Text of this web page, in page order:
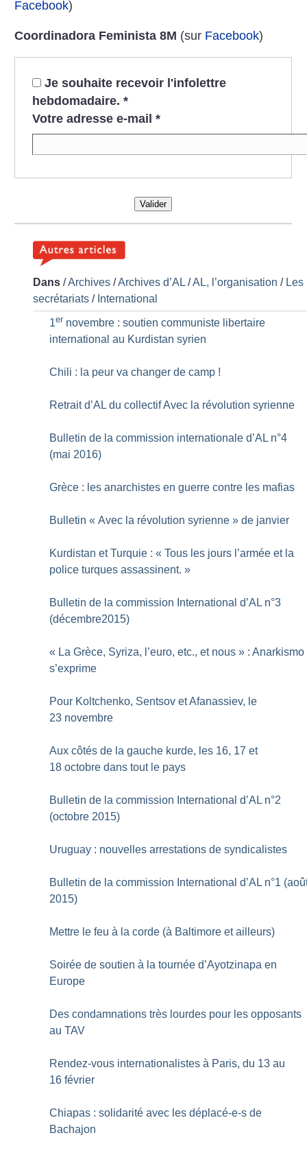
Facebook)
Coordinadora Feminista 8M (sur Facebook)
Je souhaite recevoir l'infolettre
hebdomadaire. *
Votre adresse e-mail *
Valider
Dans /Archives /Archives d’AL /AL, l’organisation / Les
secrétariats / International
1er novembre : soutien communiste libertaire
international au Kurdistan syrien
Chili : la peur va changer de camp !
Retrait d’AL du collectif Avec la révolution syrienne
Bulletin de la commission internationale d’AL n°4
(mai 2016)
Grèce : les anarchistes en guerre contre les mafias
Bulletin « Avec la révolution syrienne » de janvier
Kurdistan et Turquie : « Tous les jours l’armée et la
police turques assassinent. »
Bulletin de la commission International d’AL n°3
(décembre2015)
« La Grèce, Syriza, l’euro, etc., et nous » : Anarkismo
s’exprime
Pour Koltchenko, Sentsov et Afanassiev, le
23 novembre
Aux côtés de la gauche kurde, les 16, 17 et
18 octobre dans tout le pays
Bulletin de la commission International d’AL n°2
(octobre 2015)
Uruguay : nouvelles arrestations de syndicalistes
Bulletin de la commission International d’AL n°1
2015)
Mettre le feu à la corde (à Baltimore et ailleurs)
Soirée de soutien à la tournée d’Ayotzinapa en
Europe
Des condamnations très lourdes pour les opposants
au TAV
Rendez-vous internationalistes à Paris, du 13 au
16 février
Chiapas : solidarité avec les déplacé-e-s de
Bachajon